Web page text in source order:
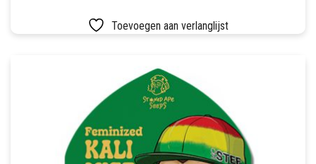
TOT
€ 40,00
HEEFT
MEERDERE
OPTIE
KAN
GEKOZEN
WORDEN
OP
DE
Toevoegen aan verlanglijst